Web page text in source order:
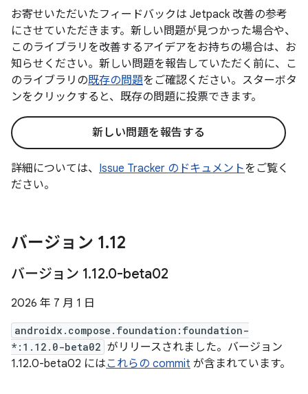
お寄せいただいたフィードバックは Jetpack 改善の参考
にさせていただきます。新しい問題が見つかった場合や、
このライブラリを改善するアイデアをお持ちの場合は、お
知らせください。新しい問題を報告していただく前に、こ
のライブラリの既存の問題をご確認ください。スターボタ
ンをクリックすると、既存の問題に投票できます。
新しい問題を報告する
詳細については、 Issue Tracker のドキュメントをご覧く
ださい。
バージョン 1.12
バージョン 1.12.0-beta02
2026 年 7 月 1 日
androidx.compose.foundation:foundation-
*:1.12.0-beta02 がリリースされました。バージョン
1.12.0-beta02 にはこれらの commit が含まれています。